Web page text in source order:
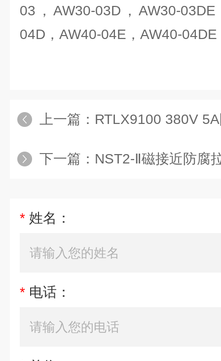
03，AW30-03D，AW30-
04D，AW40-04E，AW40-04DE
上一篇： RTLX9100 380V 5A防水拉
下一篇： NST2-Ⅱ磁接近防腐
* 姓名：
* 电话：